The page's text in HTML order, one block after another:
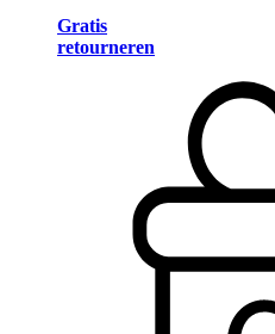
Gratis
retourneren